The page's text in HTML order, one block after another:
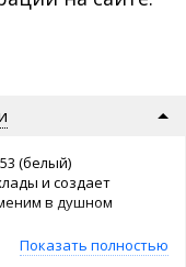
(белый)
и создает
в душном
Показать полностью